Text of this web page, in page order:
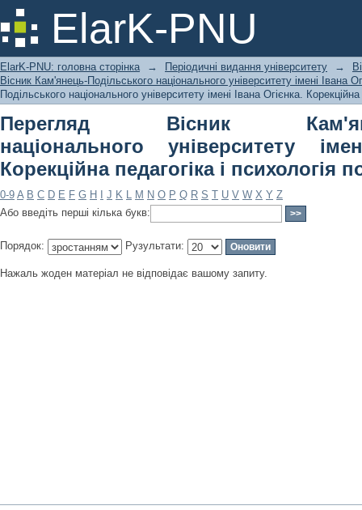
ElarK-PNU
Перегляд Вісник Кам'янець-
Івана Огієнка. Корекційна
ElarK-PNU: головна сторінка → Періодичні видання університету →
Вісник Кам'янець-Подільського національного університету імені Івана
Подільського національного університету імені Івана Огієнка.
Перегляд Вісник
національного університету
Корекційна педагогіка і психологія
0-9 A B C D E F G H J K L M N O P Q R S T U V W X Y Z
Або введіть перші кілька букв:
Порядок: Рузультати:
Нажаль жоден матеріал не відповідає вашому запиту.